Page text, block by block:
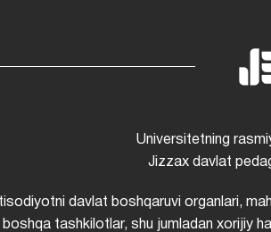
Universitetning
Jizzax davlat
davlat boshqaruvi organlari,
tashkilotlar, shu jumladan xorijiy